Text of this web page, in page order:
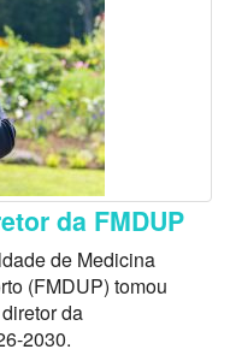
da FMDUP
de Medicina
(FMDUP) tomou
da
2030.